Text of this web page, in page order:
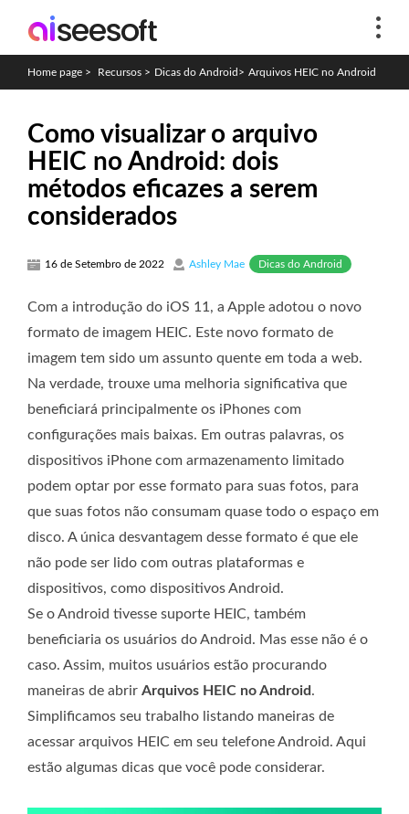
Home page > Recursos > Dicas do Android > Arquivos HEIC no Android
Como visualizar o arquivo
HEIC no Android: dois
métodos eficazes a serem
considerados
16 de Setembro de 2022 Ashley Mae Dicas do Android
Com a introdução do iOS 11, a Apple adotou o novo
formato de imagem HEIC. Este novo formato de
imagem tem sido um assunto quente em toda a web.
Na verdade, trouxe uma melhoria significativa que
beneficiará principalmente os iPhones com
configurações mais baixas. Em outras palavras, os
dispositivos iPhone com armazenamento limitado
podem optar por esse formato para suas fotos, para
que suas fotos não consumam quase todo o espaço em
disco. A única desvantagem desse formato é que ele
não pode ser lido com outras plataformas e
dispositivos, como dispositivos Android.
Se o Android tivesse suporte HEIC, também
beneficiaria os usuários do Android. Mas esse não é o
caso. Assim, muitos usuários estão procurando
maneiras de abrir Arquivos HEIC no Android .
Simplificamos seu trabalho listando maneiras de
acessar arquivos HEIC em seu telefone Android. Aqui
estão algumas dicas que você pode considerar.